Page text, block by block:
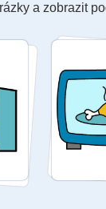
a zobrazit